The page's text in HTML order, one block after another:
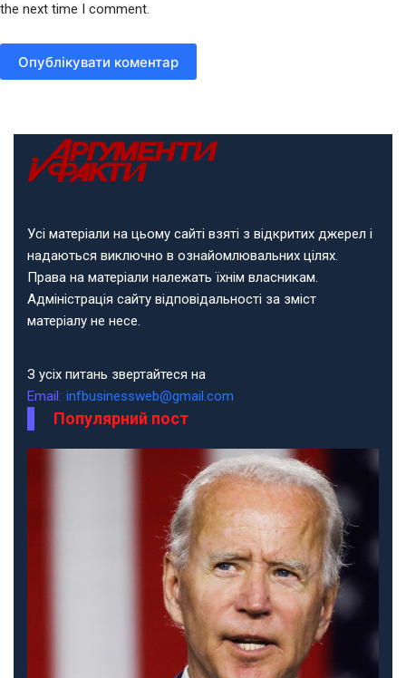
the next time I comment.
Опублікувати коментар
Усі матеріали на цьому сайті взяті з відкритих джерел і
надаються виключно в ознайомлювальних цілях.
Права на матеріали належать їхнім власникам.
Адміністрація сайту відповідальності за зміст
матеріалу не несе.
З усіх питань звертайтеся на
Email: infbusinessweb@gmail.com
Популярний пост